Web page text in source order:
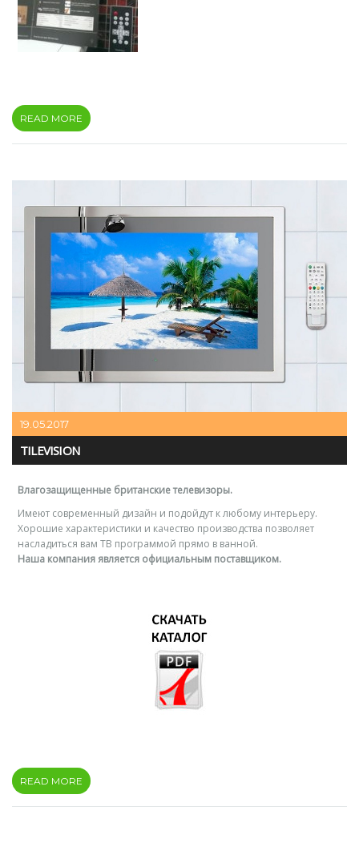
READ MORE
19.05.2017
TILEVISION
Влагозащищенные британские телевизоры.
Имеют современный дизайн и подойдут к любому интерьеру.
Хорошие характеристики и качество производства позволяет
насладиться вам ТВ программой прямо в ванной.
Наша компания является официальным поставщиком.
READ MORE